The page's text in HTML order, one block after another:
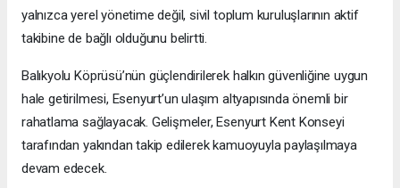
yalnızca yerel yönetime değil, sivil toplum kuruluşlarının aktif
takibine de bağlı olduğunu belirtti.
Balıkyolu Köprüsü’nün güçlendirilerek halkın güvenliğine uygun
hale getirilmesi, Esenyurt’un ulaşım altyapısında önemli bir
rahatlama sağlayacak. Gelişmeler, Esenyurt Kent Konseyi
tarafından yakından takip edilerek kamuoyuyla paylaşılmaya
devam edecek.